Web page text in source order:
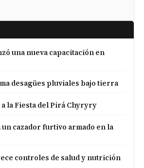
una nueva capacitación en
desagües pluviales bajo tierra
la Fiesta del Pirá Chyryry
cazador furtivo armado en la
controles de salud y nutrición